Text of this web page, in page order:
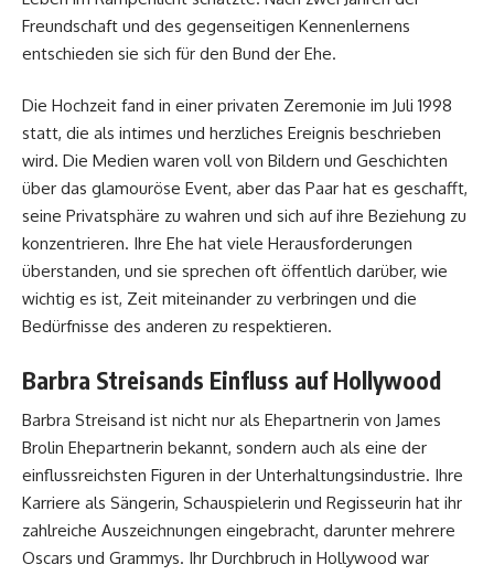
Freundschaft und des gegenseitigen Kennenlernens
entschieden sie sich für den Bund der Ehe.
Die Hochzeit fand in einer privaten Zeremonie im Juli 1998
statt, die als intimes und herzliches Ereignis beschrieben
wird. Die Medien waren voll von Bildern und Geschichten
über das glamouröse Event, aber das Paar hat es geschafft,
seine Privatsphäre zu wahren und sich auf ihre Beziehung zu
konzentrieren. Ihre Ehe hat viele Herausforderungen
überstanden, und sie sprechen oft öffentlich darüber, wie
wichtig es ist, Zeit miteinander zu verbringen und die
Bedürfnisse des anderen zu respektieren.
Barbra Streisands Einfluss auf Hollywood
Barbra Streisand ist nicht nur als Ehepartnerin von James
Brolin Ehepartnerin bekannt, sondern auch als eine der
einflussreichsten Figuren in der Unterhaltungsindustrie. Ihre
Karriere als Sängerin, Schauspielerin und Regisseurin hat ihr
zahlreiche Auszeichnungen eingebracht, darunter mehrere
Oscars und Grammys. Ihr Durchbruch in Hollywood war